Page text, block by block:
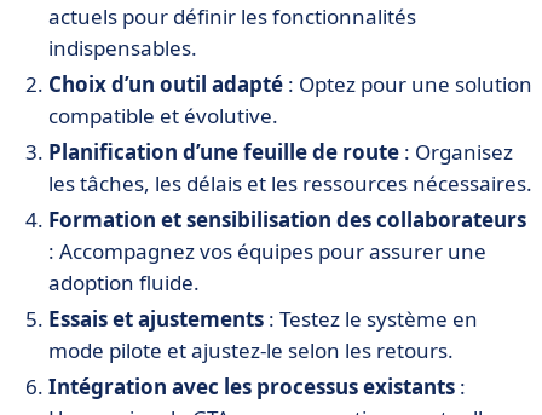
actuels pour définir les fonctionnalités
indispensables.
Choix d’un outil adapté : Optez pour une solution
compatible et évolutive.
Planification d’une feuille de route : Organisez
les tâches, les délais et les ressources nécessaires.
Formation et sensibilisation des collaborateurs
: Accompagnez vos équipes pour assurer une
adoption fluide.
Essais et ajustements : Testez le système en
mode pilote et ajustez-le selon les retours.
Intégration avec les processus existants :